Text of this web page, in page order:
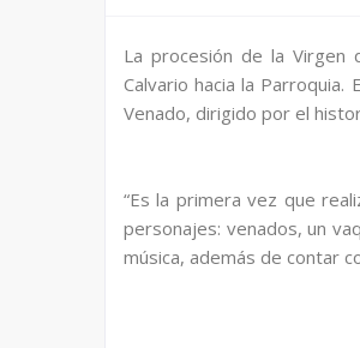
La procesión de la Virgen
Calvario hacia la
Venado, dirigido por el
“Es la primera vez que
personajes: venados, un
música, además de contar